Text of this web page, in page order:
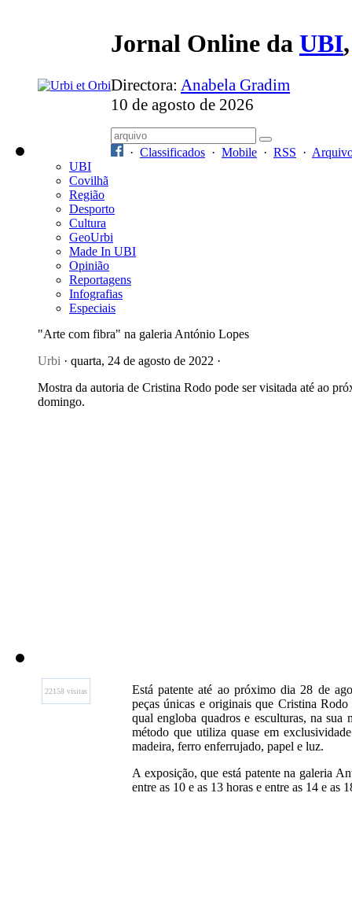
Jornal Online da UBI
Directora: Anabela Gradim
10 de agosto de 2026
· Classificados · Mobile · RSS ·
UBI
Covilhã
Região
Desporto
Cultura
GeoUrbi
Made In UBI
Opinião
Reportagens
Infografias
Especiais
"Arte com fibra" na galeria António Lopes
Urbi · quarta, 24 de agosto de 2022 ·
Mostra da autoria de Cristina Rodo pode ser visitada até ao
domingo.
22158 visitas
Está patente até ao próximo dia 28 de
peças únicas e originais que Cristina
qual engloba quadros e esculturas, na
método que utiliza quase em
madeira, ferro enferrujado, papel e luz.
A exposição, que está patente na galeria
entre as 10 e as 13 horas e entre as 14 e as